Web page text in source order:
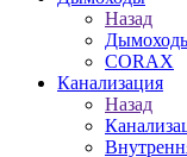
Назад
CORAX
Канализация
Назад